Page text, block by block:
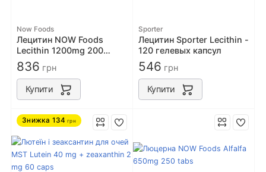
Now Foods
Лецитин NOW Foods
Lecithin 1200mg 200
softgels
836 грн
Купити
Sporter
Лецитин Sporter Lecithin -
120 гелевых капсул
546 грн
Купити
Знижка 134 грн